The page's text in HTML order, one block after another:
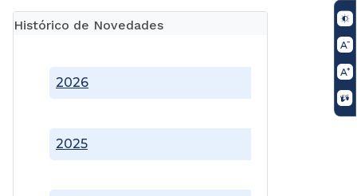
Histórico de Novedades
2025
2026